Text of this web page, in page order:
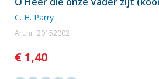
C. H. Parry
Art.nr. 20152002
€ 1,40